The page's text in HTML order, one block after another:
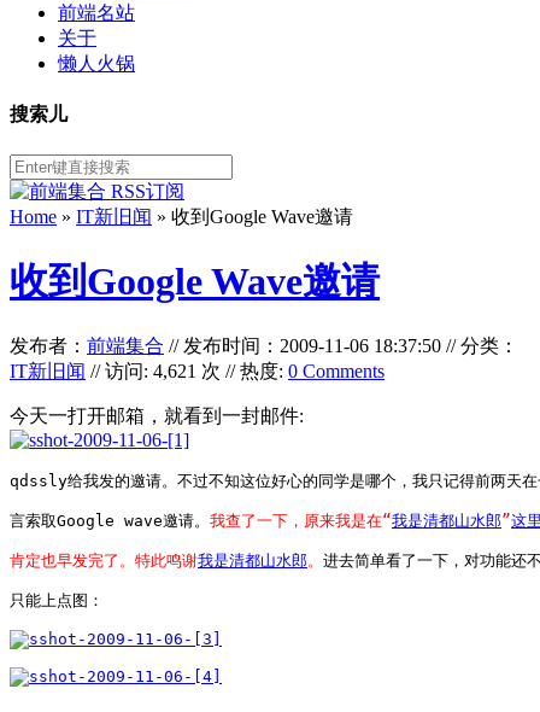
前端名站
关于
懒人火锅
搜索儿
Home » IT新旧闻 » 收到Google Wave邀请
收到Google Wave邀请
发布者： 前端集合 //发布时间：2009-11-06 18:37:50 //分类：
IT新旧闻 // 访问: 4,621 次 // 热度: 0 Comments
今天一打开邮箱，就看到一封邮件:
qdssly给我发的邀请。不过不知这位好心的同学是哪个，我只记得前两天
言索取Google wave邀请。 我查了一下，原来我是在“我是清都山水郎”这
肯定也早发完了。特此鸣谢我是清都山水郎。 进去简单看了一下，对功能还
只能上点图：